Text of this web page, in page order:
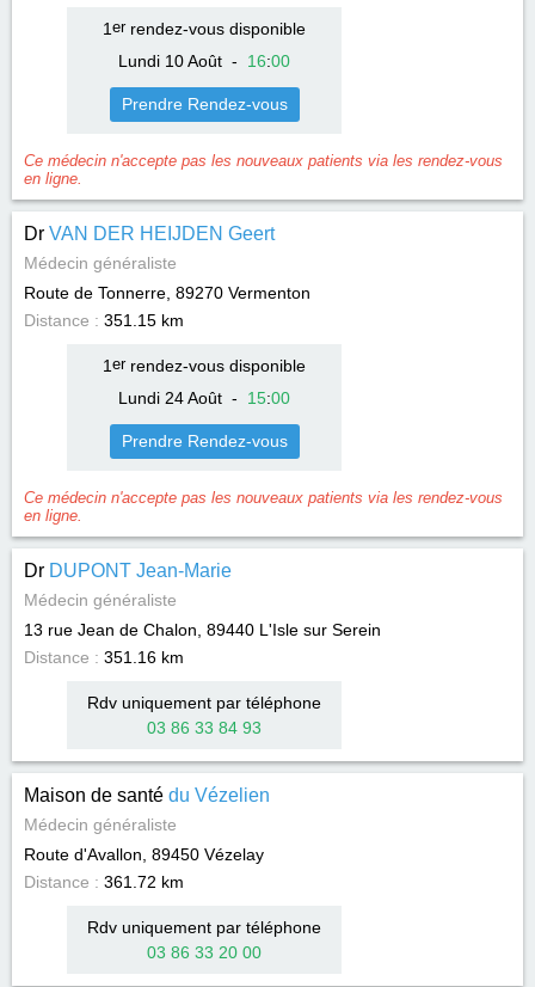
1 errendez-vous disponible
Lundi 10 Août - 16:00
Prendre Rendez-vous
Ce médecin n'accepte pas les nouveaux patients via les rendez-vous
en ligne.
Dr VAN DER HEIJDEN Geert
Médecin généraliste
Route de Tonnerre, 89270 Vermenton
Distance : 351.15 km
1 errendez-vous disponible
Lundi 24 Août - 15:00
Prendre Rendez-vous
Ce médecin n'accepte pas les nouveaux patients via les rendez-vous
en ligne.
Dr DUPONT Jean-Marie
Médecin généraliste
13 rue Jean de Chalon, 89440 L'Isle sur Serein
Distance : 351.16 km
Rdv uniquement par téléphone
03 86 33 84 93
Maison de santé du Vézelien
Médecin généraliste
Route d'Avallon, 89450 Vézelay
Distance : 361.72 km
Rdv uniquement par téléphone
03 86 33 20 00